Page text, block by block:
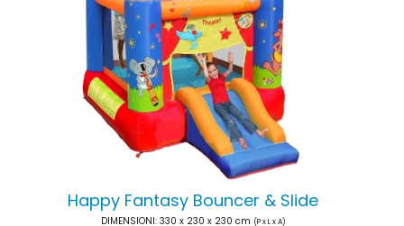
Happy Fantasy Bouncer & Slide
DIMENSIONI: 330 x 230 x 230 cm (P x L x A)